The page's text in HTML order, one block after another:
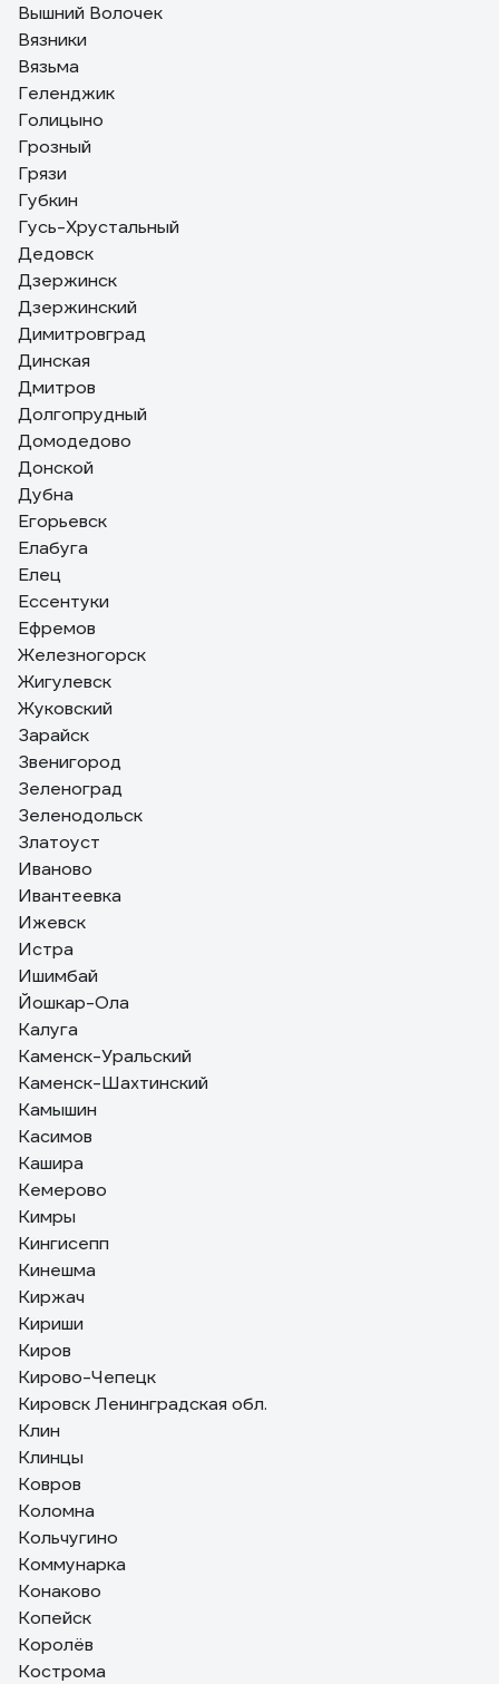
Вышний Волочек
Вязники
Вязьма
Геленджик
Голицыно
Грозный
Грязи
Губкин
Гусь-Хрустальный
Дедовск
Дзержинск
Дзержинский
Димитровград
Динская
Дмитров
Долгопрудный
Домодедово
Донской
Дубна
Егорьевск
Елабуга
Елец
Ессентуки
Ефремов
Железногорск
Жигулевск
Жуковский
Зарайск
Звенигород
Зеленоград
Зеленодольск
Златоуст
Иваново
Ивантеевка
Ижевск
Истра
Ишимбай
Йошкар-Ола
Калуга
Каменск-Уральский
Каменск-Шахтинский
Камышин
Касимов
Кашира
Кемерово
Кимры
Кингисепп
Кинешма
Киржач
Кириши
Киров
Кирово-Чепецк
Кировск Ленинградская обл.
Клин
Клинцы
Ковров
Коломна
Кольчугино
Коммунарка
Конаково
Копейск
Королёв
Кострома